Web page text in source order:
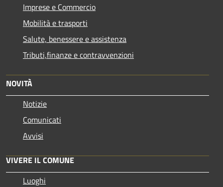
Imprese e Commercio
Mobilità e trasporti
Salute, benessere e assistenza
Tributi,finanze e contravvenzioni
NOVITÀ
Notizie
Comunicati
Avvisi
VIVERE IL COMUNE
Luoghi